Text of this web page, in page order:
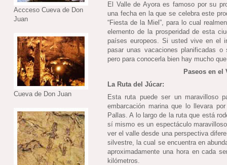
Accceso Cueva de Don
Juan
Cueva de Don Juan
El Valle de Ayora es famoso por su
una fecha en la que se celebra este
“Fiesta de la Miel”, para lo cual
elemento de la prosperidad de esta
países europeos. Si usted vive en el
pasar unas vacaciones planificadas
pero para conocerla bien hay mucho
Paseos en el
La Ruta del Júcar:
Esta ruta puede ser un maravilloso
embarcación marina que lo llevara
Pallas. A lo largo de la ruta que está
sí mismo es un espectáculo
ver el valle desde una perspectiva
silvestre, la cual se encuentra en
aproximadamente una hora en cada
kilómetros.